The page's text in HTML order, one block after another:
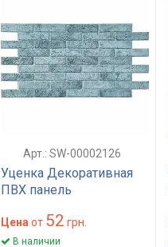
Арт.: SW-00002126
Уценка Декоративная
ПВХ панель
00002126
Цена от 52 грн.
В наличии